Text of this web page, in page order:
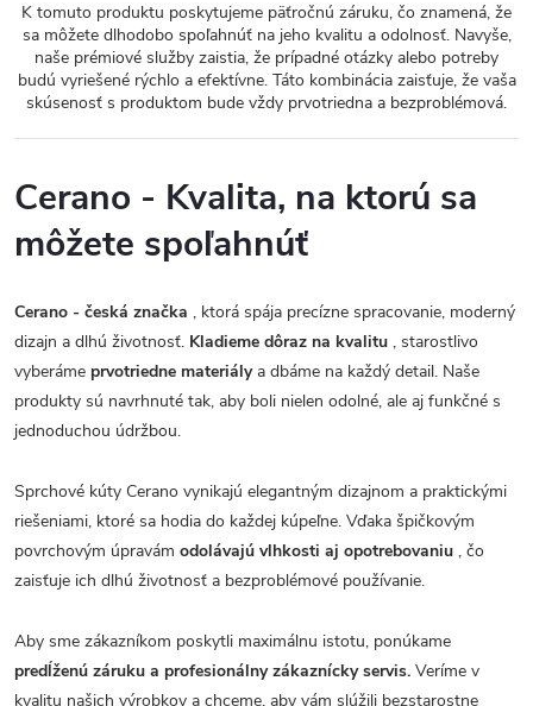
K tomuto produktu poskytujeme päťročnú záruku, čo znamená, že
sa môžete dlhodobo spoľahnúť na jeho kvalitu a odolnosť. Navyše,
naše prémiové služby zaistia, že prípadné otázky alebo potreby
budú vyriešené rýchlo a efektívne. Táto kombinácia zaisťuje, že vaša
skúsenosť s produktom bude vždy prvotriedna a bezproblémová.
Cerano - Kvalita, na ktorú sa
môžete spoľahnúť
Cerano - česká značka , ktorá spája precízne spracovanie, moderný
dizajn a dlhú životnosť. Kladieme dôraz na kvalitu , starostlivo
vyberáme prvotriedne materiálya dbáme na každý detail. Naše
produkty sú navrhnuté tak, aby boli nielen odolné, ale aj funkčné s
jednoduchou údržbou.
Sprchové kúty Cerano vynikajú elegantným dizajnom a praktickými
riešeniami, ktoré sa hodia do každej kúpeľne. Vďaka špičkovým
povrchovým úpravám odolávajú vlhkosti aj opotrebovaniu , čo
zaisťuje ich dlhú životnosť a bezproblémové používanie.
Aby sme zákazníkom poskytli maximálnu istotu, ponúkame
predĺženú záruku a profesionálny zákaznícky servis. Veríme v
kvalitu našich výrobkov a chceme, aby vám slúžili bezstarostne